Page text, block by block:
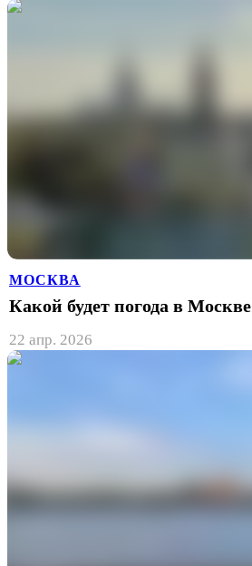
МОСКВА
Какой будет погода в Москве
22 апр. 2026